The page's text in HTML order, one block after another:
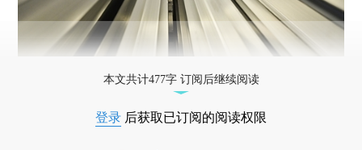
本文共计477字 订阅后继续阅读
登录 后获取已订阅的阅读权限